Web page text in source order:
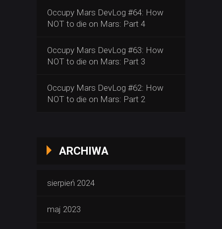
Occupy Mars DevLog #64: How
NOT to die on Mars: Part 4
Occupy Mars DevLog #63: How
NOT to die on Mars: Part 3
Occupy Mars DevLog #62: How
NOT to die on Mars: Part 2
ARCHIWA
sierpień 2024
maj 2023